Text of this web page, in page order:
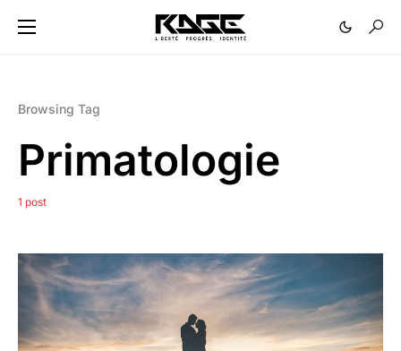
Browsing Tag
Primatologie
1 post